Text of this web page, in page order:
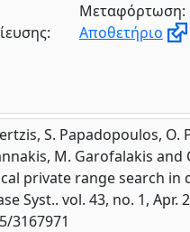
Μεταφόρτωση:
Αποθετήριο
S. Papadopoulos, O.
M. Garofalakis and
private range search in
Syst.. vol. 43, no. 1, Apr.
3167971